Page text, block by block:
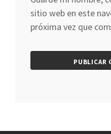
sitio web en este
próxima vez que